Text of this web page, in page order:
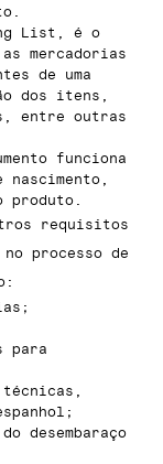
List, é o
mercadorias
de uma
dos itens,
entre outras
funciona
produto.
requisitos
processo de
para
desembaraço